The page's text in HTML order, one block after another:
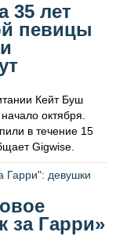
35 лет
певицы
Кейт Буш
октября.
в течение 15
Gigwise.
за Гарри»